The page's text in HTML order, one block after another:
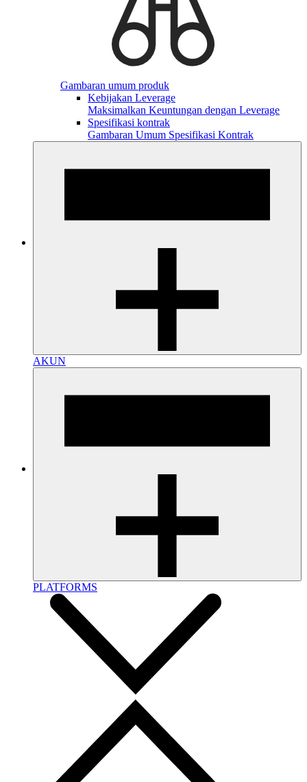
Gambaran umum produk
Kebijakan Leverage
Maksimalkan Keuntungan dengan Leverage
Spesifikasi kontrak
Gambaran Umum Spesifikasi Kontrak
AKUN
PLATFORMS